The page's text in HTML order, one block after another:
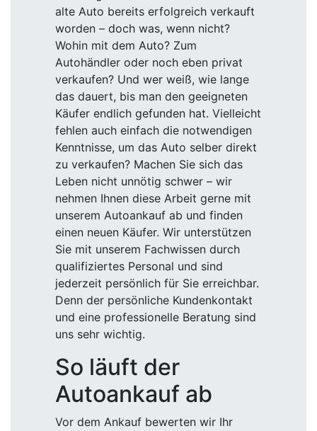
alte Auto bereits erfolgreich verkauft
worden – doch was, wenn nicht?
Wohin mit dem Auto? Zum
Autohändler oder noch eben privat
verkaufen? Und wer weiß, wie lange
das dauert, bis man den geeigneten
Käufer endlich gefunden hat. Vielleicht
fehlen auch einfach die notwendigen
Kenntnisse, um das Auto selber direkt
zu verkaufen? Machen Sie sich das
Leben nicht unnötig schwer – wir
nehmen Ihnen diese Arbeit gerne mit
unserem Autoankauf ab und finden
einen neuen Käufer. Wir unterstützen
Sie mit unserem Fachwissen durch
qualifiziertes Personal und sind
jederzeit persönlich für Sie erreichbar.
Denn der persönliche Kundenkontakt
und eine professionelle Beratung sind
uns sehr wichtig.
So läuft der
Autoankauf ab
Vor dem Ankauf bewerten wir Ihr